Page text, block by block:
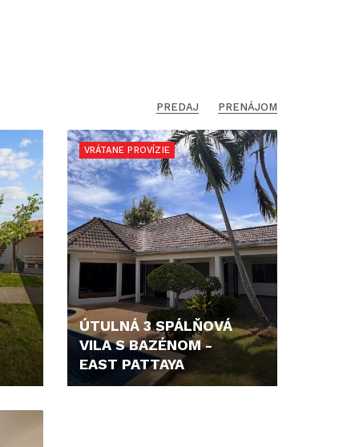
PREDAJ PRENÁJOM
VRÁTANE PROVÍZIE
ÚTULNÁ 3 SPÁLŇOVÁ
VILA S BAZÉNOM -
EAST PATTAYA